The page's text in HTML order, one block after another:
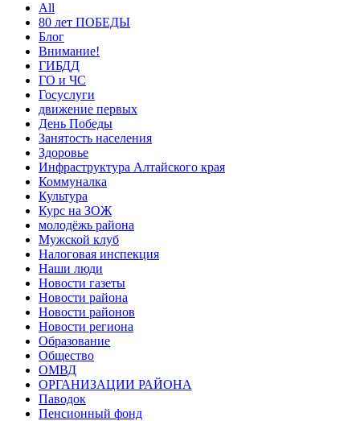
All
80 лет ПОБЕДЫ
Блог
Внимание!
ГИБДД
ГО и ЧС
Госуслуги
движение первых
День Победы
Занятость населения
Здоровье
Инфраструктура Алтайского края
Коммуналка
Культура
Курс на ЗОЖ
молодёжь района
Мужской клуб
Налоговая инспекция
Наши люди
Новости газеты
Новости района
Новости районов
Новости региона
Образование
Общество
ОМВД
ОРГАНИЗАЦИИ РАЙОНА
Паводок
Пенсионный фонд